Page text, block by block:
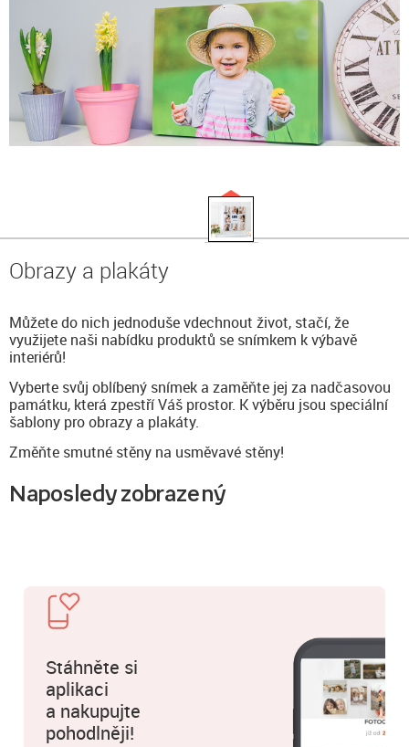
Obrazy a plakáty
Můžete do nich jednoduše vdechnout život, stačí, že
využijete naši nabídku produktů se snímkem k výbavě
interiérů!
Vyberte svůj oblíbený snímek a zaměňte jej za nadčasovou
památku, která zpestří Váš prostor. K výběru jsou speciální
šablony pro obrazy a plakáty.
Změňte smutné stěny na usměvavé stěny!
Naposledy zobrazený
Stáhněte si
aplikaci
a nakupujte
pohodlněji!